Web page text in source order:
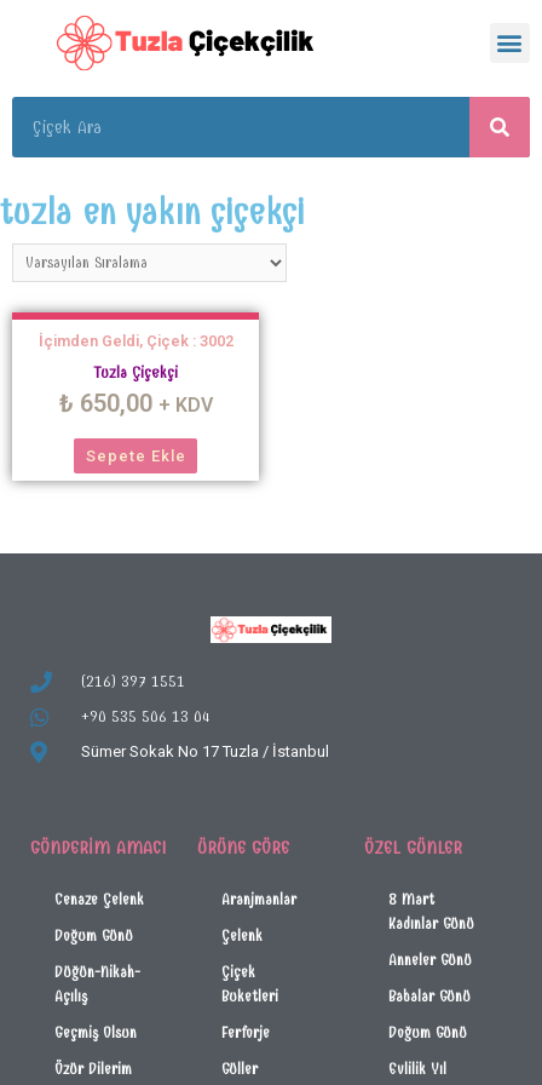
tuzla en yakın çiçekçi
İçimden Geldi, Çiçek : 3002
Tuzla Çiçekçi
₺ 650,00 + KDV
Sepete Ekle
(216) 397 1551
+90 535 506 13 04
Sümer Sokak No 17 Tuzla / İstanbul
GÖNDERIM AMACI
Cenaze Çelenk
Doğum Günü
Düğün-Nikah-
Açılış
Geçmiş Olsun
Özür Dilerim
ÜRÜNE GÖRE
Aranjmanlar
Çelenk
Çiçek
Buketleri
Ferforje
Güller
ÖZEL GÜNLER
8 Mart
Kadınlar Günü
Anneler Günü
Babalar Günü
Doğum Günü
Evlilik Yıl